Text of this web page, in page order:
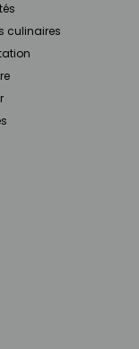
culinaires